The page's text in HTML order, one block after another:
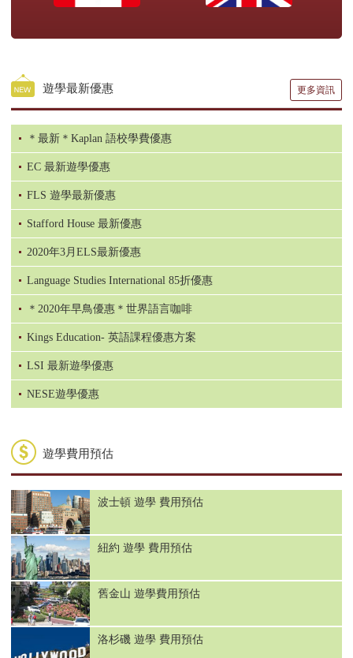
遊學最新優惠 更多資訊
＊最新＊Kaplan 語校學費優惠
EC 最新遊學優惠
FLS 遊學最新優惠
Stafford House 最新優惠
2020年3月ELS最新優惠
Language Studies International 85折優惠
＊2020年早鳥優惠＊世界語言咖啡
Kings Education- 英語課程優惠方案
LSI 最新遊學優惠
NESE遊學優惠
遊學費用預估
波士頓 遊學 費用預估
紐約 遊學 費用預估
舊金山 遊學費用預估
洛杉磯 遊學 費用預估